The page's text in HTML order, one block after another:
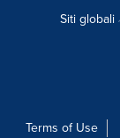
Siti globali
Terms of Use